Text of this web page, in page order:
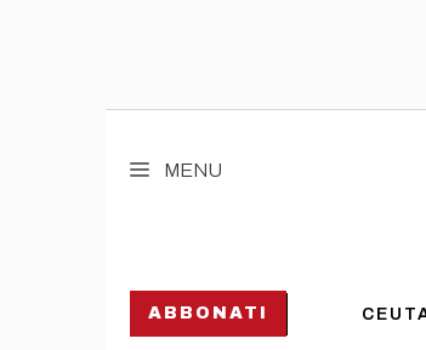
MENU
ABBONATI